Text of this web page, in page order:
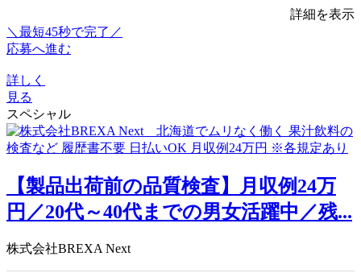
詳細を表示
＼最短45秒で完了／
応募へ進む
詳しく
見る
スペシャル
【製品出荷前の品質検査】月収例24万
円／20代～40代までの男女活躍中／残...
株式会社BREXA Next